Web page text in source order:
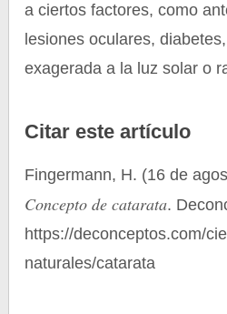
a ciertos factores, como
lesiones oculares,
exagerada a la luz solar o
Citar este artículo
Fingermann, H. (16 de
Concepto de catarata.
https://deconceptos.com/
naturales/catarata